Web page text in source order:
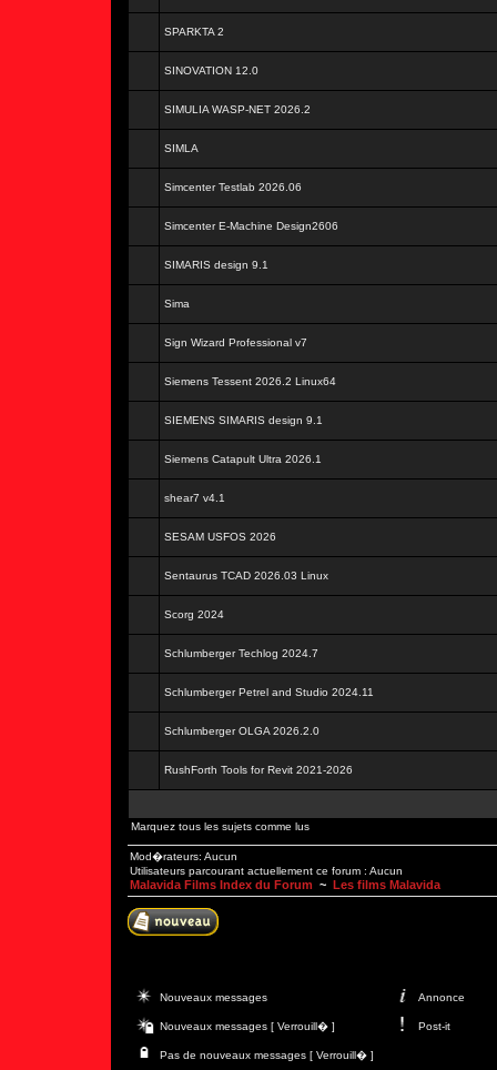
SPARKTA 2
SINOVATION 12.0
SIMULIA WASP-NET 2026.2
SIMLA
Simcenter Testlab 2026.06
Simcenter E-Machine Design2606
SIMARIS design 9.1
Sima
Sign Wizard Professional v7
Siemens Tessent 2026.2 Linux64
SIEMENS SIMARIS design 9.1
Siemens Catapult Ultra 2026.1
shear7 v4.1
SESAM USFOS 2026
Sentaurus TCAD 2026.03 Linux
Scorg 2024
Schlumberger Techlog 2024.7
Schlumberger Petrel and Studio 2024.11
Schlumberger OLGA 2026.2.0
RushForth Tools for Revit 2021-2026
Marquez tous les sujets comme lus
Mod�rateurs: Aucun
Utilisateurs parcourant actuellement ce forum : Aucun
Malavida Films Index du Forum ~ Les films Malavida
Nouveaux messages Annonce
Nouveaux messages [ Verrouill� ] Post-it
Pas de nouveaux messages [ Verrouill� ]